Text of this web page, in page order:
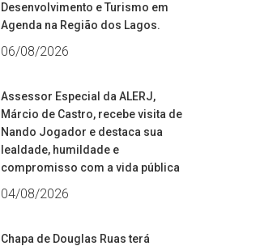
Desenvolvimento e Turismo em
Agenda na Região dos Lagos.
06/08/2026
Assessor Especial da ALERJ,
Márcio de Castro, recebe visita de
Nando Jogador e destaca sua
lealdade, humildade e
compromisso com a vida pública
04/08/2026
Chapa de Douglas Ruas terá